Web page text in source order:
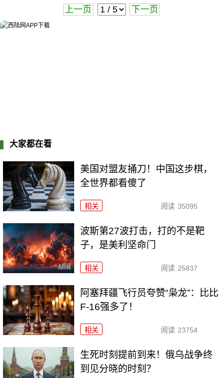
上一页 下一页
大家都在看
美国对盟友捅刀！中国这步棋，
全世界都看傻了
相关 阅读 35095
波斯第27波打击，打的不是靶
子，是美利坚命门
相关 阅读 25837
阿塞拜疆飞行员夸赞“枭龙”：比比
F-16强多了！
相关 阅读 23754
生死时刻提前到来！俄乌战争终
到见分晓的时刻？